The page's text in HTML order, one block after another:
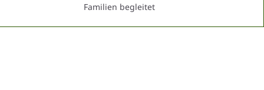
Familien begleitet